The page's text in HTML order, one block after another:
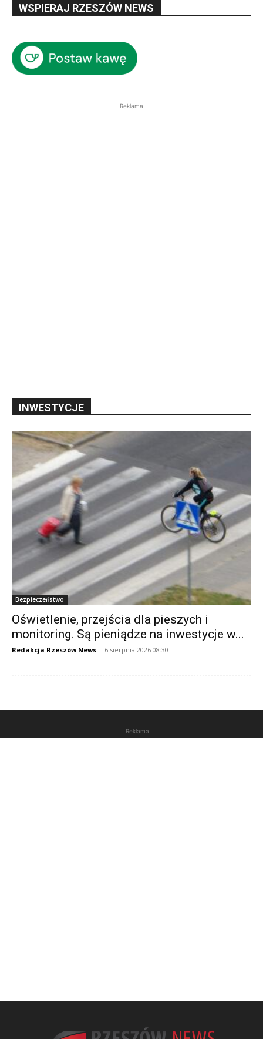
WSPIERAJ RZESZÓW NEWS
Reklama
INWESTYCJE
Bezpieczeństwo
Oświetlenie, przejścia dla pieszych i
monitoring. Są pieniądze na inwestycje w...
Redakcja Rzeszów News - 6 sierpnia 2026 08:30
Reklama